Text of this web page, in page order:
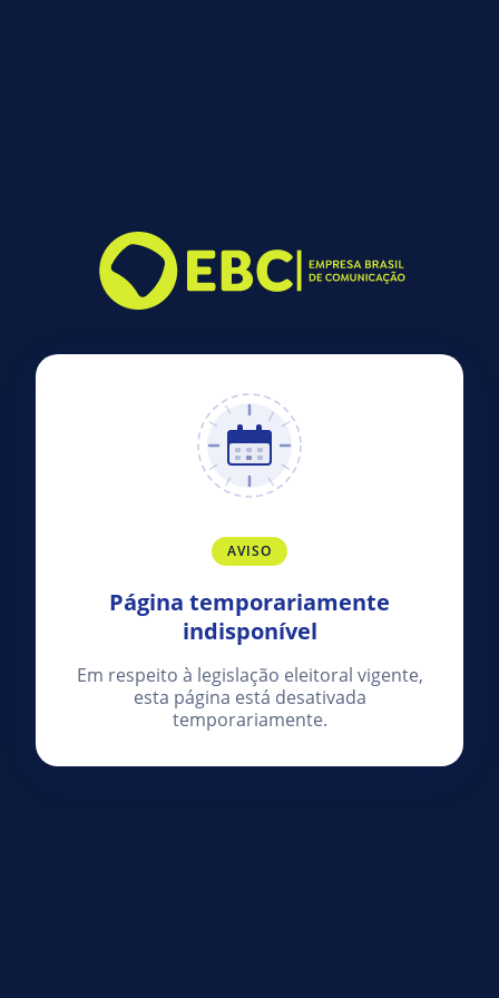
AVISO
Página temporariamente
indisponível
Em respeito à legislação eleitoral vigente,
esta página está desativada
temporariamente.